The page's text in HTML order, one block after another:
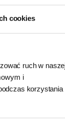
cookies
ruch w
i
korzystania
dla psa, tak
przegródki